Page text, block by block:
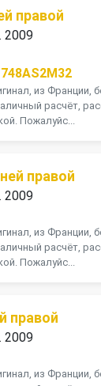
правой
2009
из Франции,
расчёт,
Пожалуйс...
правой
2009
из Франции,
расчёт,
Пожалуйс...
правой
2009
из Франции,